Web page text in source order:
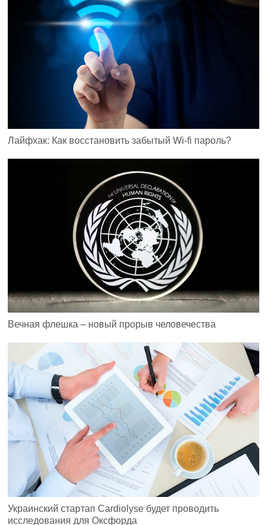
Лайфхак: Как восстановить забытый Wi-fi пароль?
Вечная флешка – новый прорыв человечества
Украинский стартап Cardiolyse будет проводить
исследования для Оксфорда